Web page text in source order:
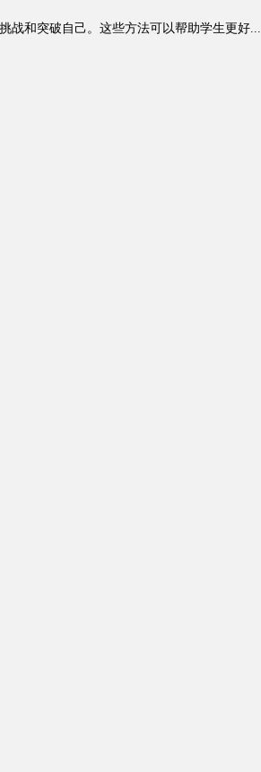
战和突破自己。这些方法可以帮助学生更好...